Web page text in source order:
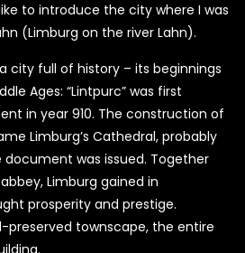
to introduce the city where I was
(Limburg on the river Lahn).
city full of history – its beginnings
Ages: “Lintpurc” was first
in year 910. The construction of
Limburg’s Cathedral, probably
was issued. Together
Limburg gained in
prosperity and prestige.
preserved townscape, the entire